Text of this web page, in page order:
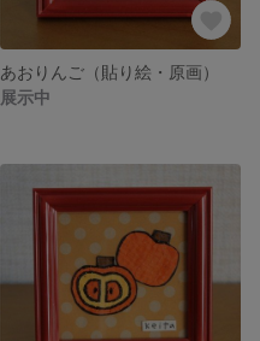
あおりんご（貼り絵・原画）
展示中